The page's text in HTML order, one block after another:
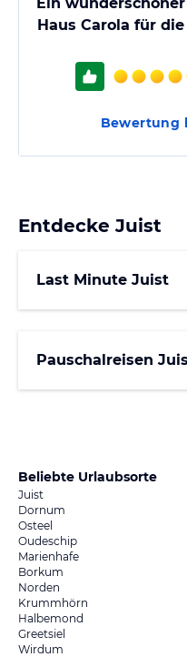
Haus Carola für
Bewertung
Entdecke Juist
Last Minute Juist
Pauschalreisen
Beliebte Urlaubsorte
Juist
Dornum
Osteel
Oudeschip
Marienhafe
Borkum
Norden
Krummhörn
Halbemond
Greetsiel
Wirdum